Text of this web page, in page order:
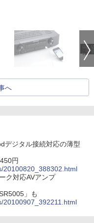
へ
デジタル接続対応の薄型
円
20100820_388302.html
ク対応AVアンプ
」も
20100907_392211.html